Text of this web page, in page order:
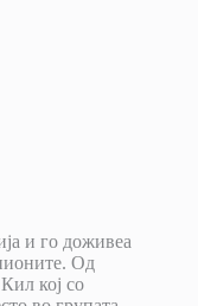
и го доживеа
Од
кој со